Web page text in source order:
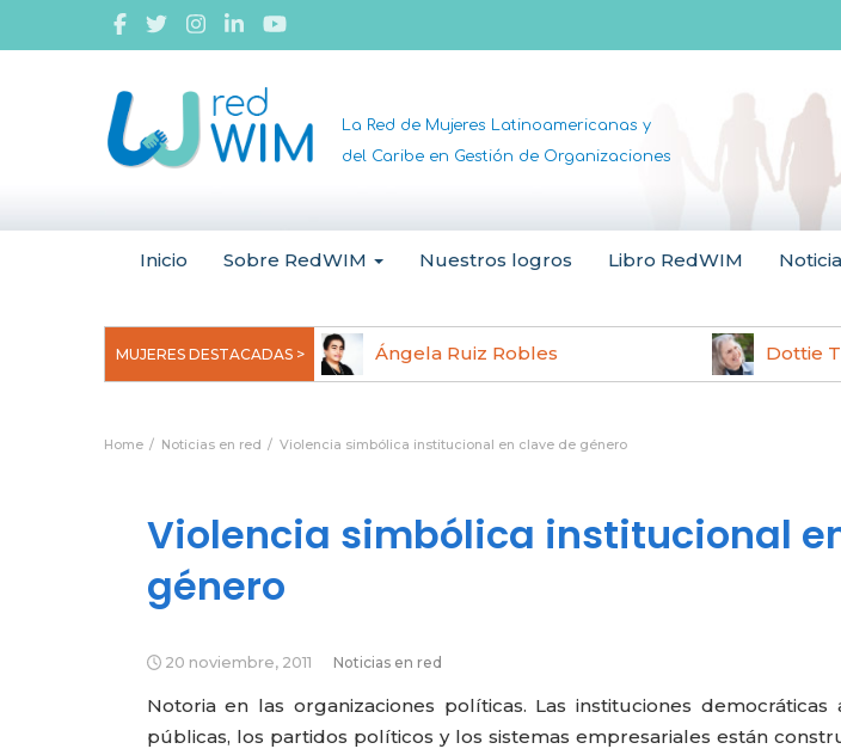
La Red de Mujeres Latinoamericanas y
del Caribe en Gestión de Organizaciones
Inicio Sobre RedWIM Nuestros logros Libro RedWIM
MUJERES DESTACADAS >
Uchegbu, pionera en
Ángela Ruiz Robles Dottie
Home Noticias en red Violencia simbólica institucional en clave de género
Violencia simbólica institucional
género
20 noviembre, 2011 Noticias en red
Notoria en las organizaciones políticas. Las instituciones democráticas
públicas, los partidos políticos y los sistemas empresariales están